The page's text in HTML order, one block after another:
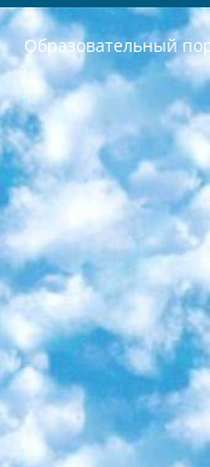
Образовательный
РЕСПУБЛИКА УЗБЕКИСТАН МИНИСТРЕРСТВО ДОШКОЛЬНОГО И ШКОЛЬНОГО ОБРАЗОВАНИЯ КОМАНДА в общеобразовательных учреждениях в 2023-2024 учебном году организация и проведение итоговой государственной аттестации обучающихся о Министра дошкольного и школьного образования Республики Узбекистан от 4 марта 2008 года (постановлением Минюста от 20 марта 2008 года № 1778 государственной регистрации) «Итоговое состояние учащихся общего среднего образования на основании положения об утверждении положения об аттестации общего среднего образования выпускной экзамен студентов в образовательных учреждениях в 2023-2024 учебном году В целях организации и прохождения аттестации приказываю: 1. Следующее: перечень предметов, по которым будет проводиться итоговая государственная аттестация и экзамен формы перевода согласно приложению 1; сертификаты международного образца, оценивающие уровень владения иностранными языками перечень согласно приложению 2; 2. Педагогический при специализированных образовательных учреждениях. научно-практический центр квалификации и международной оценки (Д.Давидова) 2024 г. До 25 марта: задания по предметам, по которым будет проводиться итоговая аттестация разработка и утверждение технических условий; итоговая аттестация на основании разработанного предметного задания разработка вопросов по предметам (устно и письменно), экзамен передача; общеобразовательные средние школы и специальные учебные заведения учащиеся выпускных классов школ и интернатов в агентской системе подготовка базы данных экзаменационных материалов и критериев оценки; перевод базы экзаменационных материалов на все языки обучения подать в Республиканский образовательный центр для изготовления; варианты экзаменов на основе разработанных контрольных материалов пусть будут поставлены задачи формирования. 3. Республиканский образовательный центр (Ш.Худайкулов) до 5 апреля 2024 года. до: база данных предоставленных экзаменационных материалов на все языки обучения перевод и экспертиза; для слепых, слабовидящих, глухих, слабослышащих и умственно отсталых детей учащиеся выпускных классов специализированных школ и школ-интернатов база данных экзаменационных материалов на всех преподаваемых языках подготовка критериев оценки; специализированные школы для умственно отсталых детей и технологии для учащихся выпускных классов школ-интернатов разработка соответствующих рекомендаций и критериев проведения ЕГЭ по естествознанию давать задания. 4. Педагогический при специализированных образовательных учреждениях. Научно-практический центр навыков и международной оценки (Д.Давидова), Республика образовательный центр (Худайкулов Ш.) итоговый государственный аттестационный экзамен ориентирован на творческое и логическое мышление при подготовке базы материалов учитывать введение заданий. 5. Следует отметить, что: сертификат государственного образца о знании общеобразовательного предмета и как минимум национальный уровень B1 по предметам на иностранных языках, указанным в Приложении 2. или международно признанный сертификат эквивалентного уровня студенты, изучающие определенный предмет, освобождаются от экзамена; по соответствующим предметам запланирована итоговая государственная аттестация за день до дня, путем жеребьевки Рабочей группой (в письменной форме по предметам, проводимым в форме) из числа сформированных вариантов выбрано 2 варианта; 2 выбранных варианта экзамена анонсированы на официальном сайте министерства и все выпускники по всей стране на основе этих вариантов проводит итоговую государственную аттестацию. 6. Государственное образование учащихся средних общеобразовательных учреждений. знания в соответствии с квалификационными требованиями, которые необходимо приобрести на основании стандартов итоговый (выпускной) контроль для 9 и 11 классов в целях тестирования Экзамены (далее – экзамены) состоят из предметов, перечисленных в приложении 1. будет сделано. 7. Экзамены пройдут с 26 мая по 15 июня 2024 г. (кроме науки физического воспитания). 8. Физическая для учащихся 9 классов общесредних образовательных учреждений. Экзамены по предмету «Образование, квалификация медицина» 1-6 мая 2024 года. сотрудники перевести под присмотр (с отклонениями в физическом или умственном развитии) специализированная школа для детей, школы-интернаты и со сколиозом школы-интернаты санаторного типа для больных